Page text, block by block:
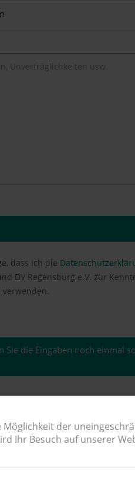
dass ich die
Regensburg e.V. zur Kenntnis genommen
verwenden.
Sie die Eingaben noch einmal
der
Ihr Besuch auf unserer